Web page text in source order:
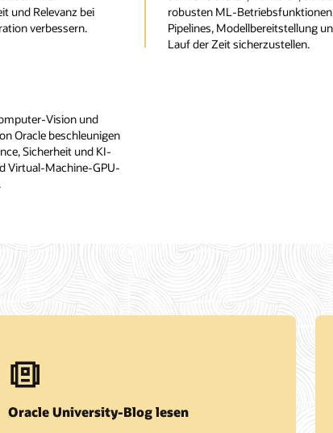
und Relevanz bei
verbessern.
robusten ML-
Pipelines, Modellbereitstellung
Lauf der Zeit sicherzustellen.
Vision und
Oracle beschleunigen
Sicherheit und KI-
Virtual-Machine-GPU-
Oracle University-Blog lesen